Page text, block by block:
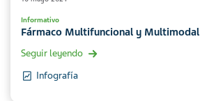
Informativo
Fármaco Multifuncional y Multimodal
Seguir leyendo
Infografía